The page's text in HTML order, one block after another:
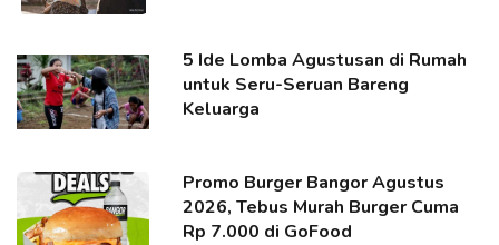
5 Ide Lomba Agustusan di Rumah
untuk Seru-Seruan Bareng
Keluarga
Promo Burger Bangor Agustus
2026, Tebus Murah Burger Cuma
Rp 7.000 di GoFood